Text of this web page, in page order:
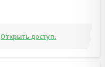
Открыть доступ.